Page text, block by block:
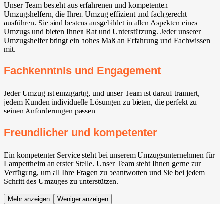
Unser Team besteht aus erfahrenen und kompetenten
Umzugshelfern, die Ihren Umzug effizient und fachgerecht
ausführen. Sie sind bestens ausgebildet in allen Aspekten eines
Umzugs und bieten Ihnen Rat und Unterstützung. Jeder unserer
Umzugshelfer bringt ein hohes Maß an Erfahrung und Fachwissen
mit.
Fachkenntnis und Engagement
Jeder Umzug ist einzigartig, und unser Team ist darauf trainiert,
jedem Kunden individuelle Lösungen zu bieten, die perfekt zu
seinen Anforderungen passen.
Freundlicher und kompetenter
Ein kompetenter Service steht bei unserem Umzugsunternehmen für
Lampertheim an erster Stelle. Unser Team steht Ihnen gerne zur
Verfügung, um all Ihre Fragen zu beantworten und Sie bei jedem
Schritt des Umzuges zu unterstützen.
Mehr anzeigen Weniger anzeigen